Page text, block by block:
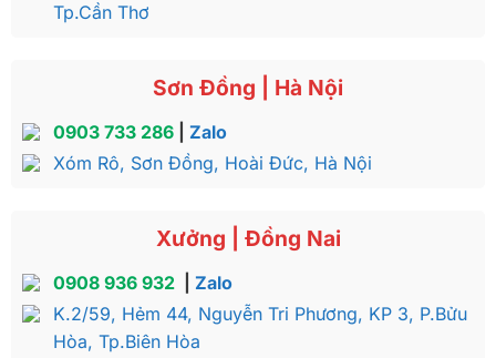
Tp.Cần Thơ
Sơn Đồng | Hà Nội
0903 733 286| Zalo
Xóm Rô, Sơn Đồng, Hoài Đức, Hà Nội
Xưởng | Đồng Nai
0908 936 932
Zalo
K.2/59, Hẻm 44, Nguyễn Tri Phương, KP 3, P.Bửu
Hòa, Tp.Biên Hòa